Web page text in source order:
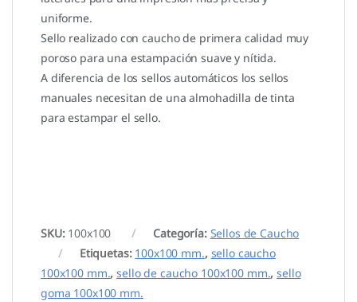
uniforme.
Sello realizado con caucho de primera calidad muy
poroso para una estampación suave y nítida.
A diferencia de los sellos automáticos los sellos
manuales necesitan de una almohadilla de tinta
para estampar el sello.
SKU: 100x100 Categoría: Sellos de Caucho
Etiquetas: 100x100 mm., sello caucho
100x100 mm.,sello de caucho 100x100 mm.,sello
goma 100x100 mm.